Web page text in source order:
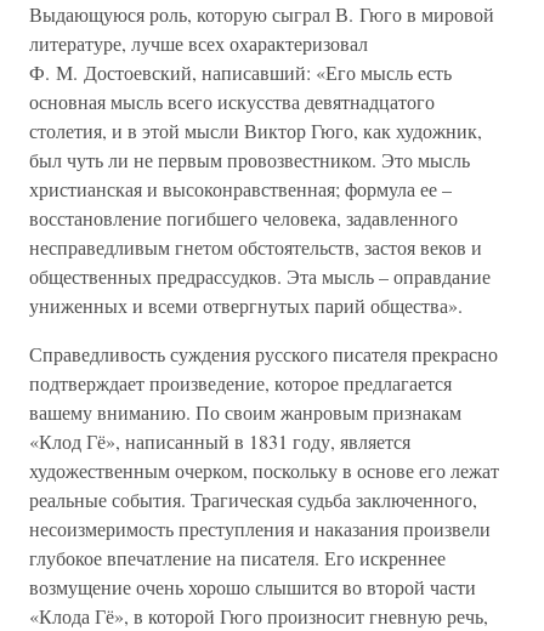
Выдающуюся роль, которую сыграл В. Гюго в мировой
литературе, лучше всех охарактеризовал
Ф. М. Достоевский, написавший: «Его мысль есть
основная мысль всего искусства девятнадцатого
столетия, и в этой мысли Виктор Гюго, как художник,
был чуть ли не первым провозвестником. Это мысль
христианская и высоконравственная; формула ее –
восстановление погибшего человека, задавленного
несправедливым гнетом обстоятельств, застоя веков и
общественных предрассудков. Эта мысль – оправдание
униженных и всеми отвергнутых парий общества».
Справедливость суждения русского писателя прекрасно
подтверждает произведение, которое предлагается
вашему вниманию. По своим жанровым признакам
«Клод Гё», написанный в 1831 году, является
художественным очерком, поскольку в основе его лежат
реальные события. Трагическая судьба заключенного,
несоизмеримость преступления и наказания произвели
глубокое впечатление на писателя. Его искреннее
возмущение очень хорошо слышится во второй части
«Клода Гё», в которой Гюго произносит гневную речь,